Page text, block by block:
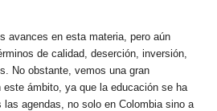
avances en esta materia, pero aún
de calidad, deserción, inversión,
No obstante, vemos una gran
este ámbito, ya que la educación se ha
agendas, no solo en Colombia sino a